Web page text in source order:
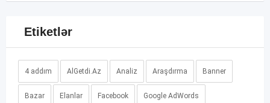
Etiketlər
4 addım AlGetdi.Az Analiz Araşdırma Banner
Bazar Elanlar Facebook Google AdWords